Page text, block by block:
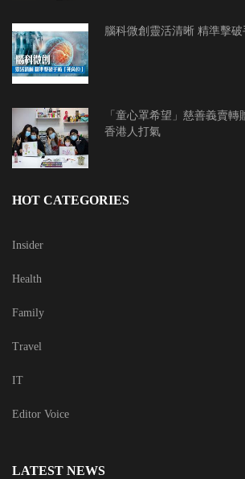
腦科微創靈活清晰 精準擊破
「童心罩希望」慈善義賣
香港人打氣
HOT CATEGORIES
Insider
Health
Family
Travel
IT
Editor Voice
LATEST NEWS